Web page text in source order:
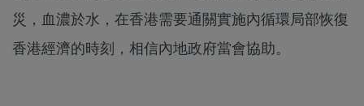
災，血濃於水，在香港需要通關實施內循環局部恢復
香港經濟的時刻，相信內地政府當會協助。